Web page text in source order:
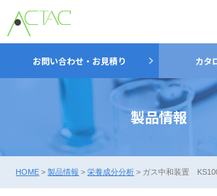
お問い合わせ・お見積り カタ
製品情報
HOME >製品情報 >栄養成分分析 > ガス中和装置